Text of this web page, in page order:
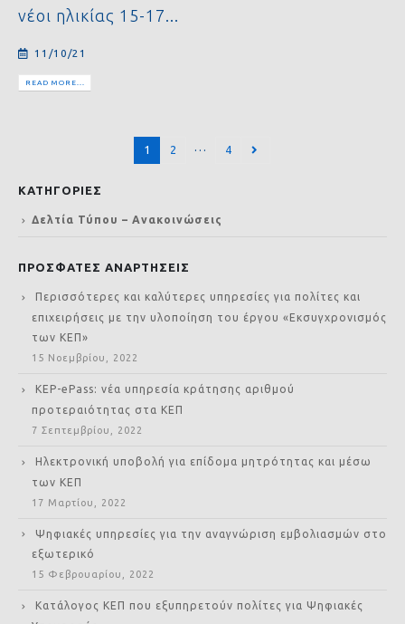
νέοι ηλικίας 15-17...
11/10/21
READ MORE...
1 2 … 4
ΚΑΤΗΓΟΡΙΕΣ
Δελτία Τύπου – Ανακοινώσεις
ΠΡΟΣΦΑΤΕΣ ΑΝΑΡΤΗΣΕΙΣ
Περισσότερες και καλύτερες υπηρεσίες για πολίτες και
επιχειρήσεις με την υλοποίηση του έργου «Εκσυγχρονισμός
των ΚΕΠ»
15 Νοεμβρίου, 2022
KEP-ePass: νέα υπηρεσία κράτησης αριθμού
προτεραιότητας στα ΚΕΠ
7 Σεπτεμβρίου, 2022
Ηλεκτρονική υποβολή για επίδομα μητρότητας και μέσω
των ΚΕΠ
17 Μαρτίου, 2022
Ψηφιακές υπηρεσίες για την αναγνώριση εμβολιασμών στο
εξωτερικό
15 Φεβρουαρίου, 2022
Κατάλογος ΚΕΠ που εξυπηρετούν πολίτες για Ψηφιακές